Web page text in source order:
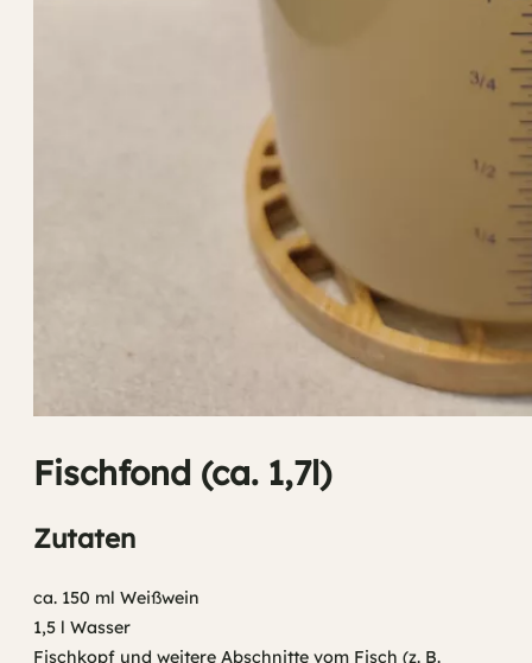
Fischfond (ca. 1,7l)
Zutaten
ca. 150 ml Weißwein
1,5 l Wasser
Fischkopf und weitere Abschnitte vom Fisch (z. B.